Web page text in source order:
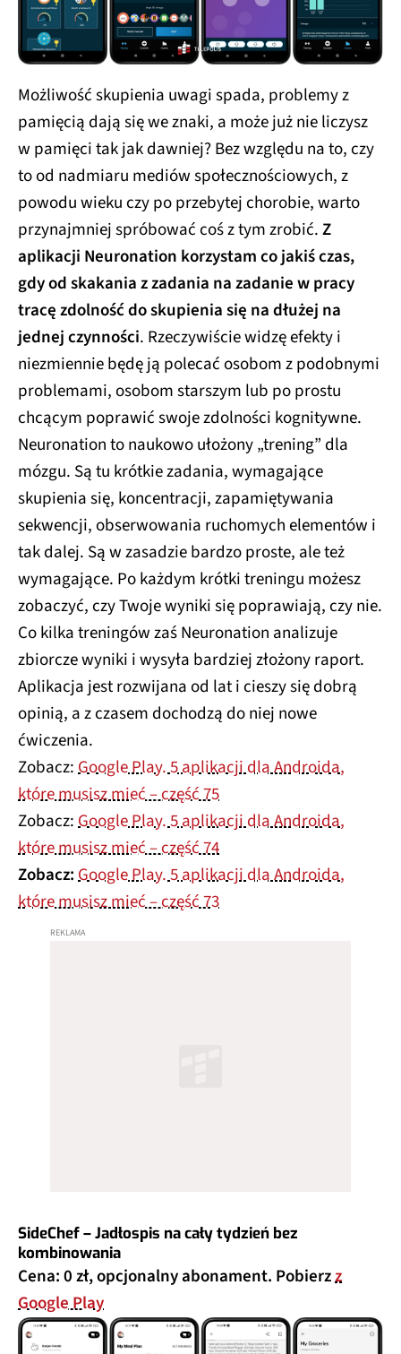
Możliwość skupienia uwagi spada, problemy z
pamięcią dają się we znaki, a może już nie liczysz
w pamięci tak jak dawniej? Bez względu na to, czy
to od nadmiaru mediów społecznościowych, z
powodu wieku czy po przebytej chorobie, warto
przynajmniej spróbować coś z tym zrobić.Z
aplikacji Neuronation korzystam co jakiś czas,
gdy od skakania z zadania na zadanie w pracy
tracę zdolność do skupienia się na dłużej na
jednej czynności. Rzeczywiście widzę efekty i
niezmiennie będę ją polecać osobom z podobnymi
problemami, osobom starszym lub po prostu
chcącym poprawić swoje zdolności kognitywne.
Neuronation to naukowo ułożony „trening” dla
mózgu. Są tu krótkie zadania, wymagające
skupienia się, koncentracji, zapamiętywania
sekwencji, obserwowania ruchomych elementów i
tak dalej. Są w zasadzie bardzo proste, ale też
wymagające. Po każdym krótki treningu możesz
zobaczyć, czy Twoje wyniki się poprawiają, czy nie.
Co kilka treningów zaś Neuronation analizuje
zbiorcze wyniki i wysyła bardziej złożony raport.
Aplikacja jest rozwijana od lat i cieszy się dobrą
opinią, a z czasem dochodzą do niej nowe
ćwiczenia.
Zobacz:Google Play. 5 aplikacji dla Androida,
które musisz mieć – część 75
Zobacz:Google Play. 5 aplikacji dla Androida,
które musisz mieć – część 74
Zobacz:Google Play. 5 aplikacji dla Androida,
które musisz mieć – część 73
SideChef – Jadłospis na cały tydzień bez
kombinowania
Cena: 0 zł, opcjonalny abonament. Pobierzz
Google Play